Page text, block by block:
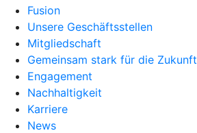
Fusion
Unsere Geschäftsstellen
Mitgliedschaft
Gemeinsam stark für die Zukunft
Engagement
Nachhaltigkeit
Karriere
News